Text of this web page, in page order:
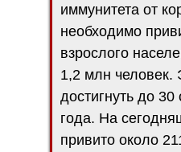
иммунитета от
необходимо
взрослого
1,2 млн человек.
достигнуть до 30
года. На
привито около